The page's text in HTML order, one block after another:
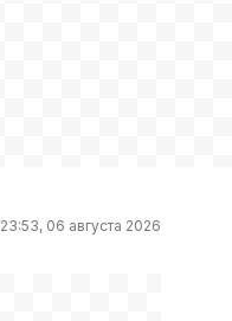
23:53, 06 августа 2026